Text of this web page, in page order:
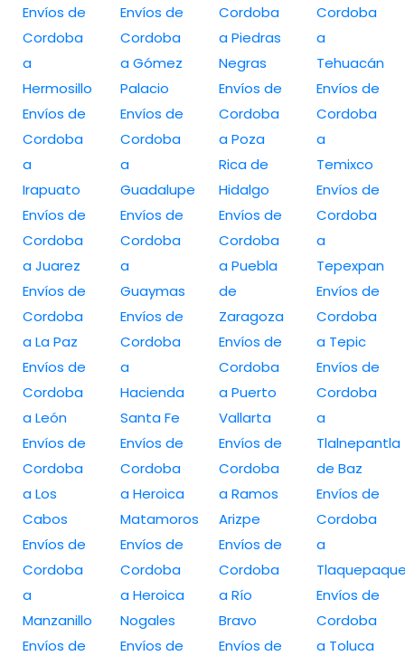
Envíos de
Cordoba
a
Hermosillo
Envíos de
Cordoba
a
Irapuato
Envíos de
Cordoba
a Juarez
Envíos de
Cordoba
a La Paz
Envíos de
Cordoba
a León
Envíos de
Cordoba
a Los
Cabos
Envíos de
Cordoba
a
Manzanillo
Envíos de
Envíos de
Cordoba
a Gómez
Palacio
Envíos de
Cordoba
a
Guadalupe
Envíos de
Cordoba
a
Guaymas
Envíos de
Cordoba
a
Hacienda
Santa Fe
Envíos de
Cordoba
a Heroica
Matamoros
Envíos de
Cordoba
a Heroica
Nogales
Envíos de
Cordoba
a Piedras
Negras
Envíos de
Cordoba
a Poza
Rica de
Hidalgo
Envíos de
Cordoba
a Puebla
de
Zaragoza
Envíos de
Cordoba
a Puerto
Vallarta
Envíos de
Cordoba
a Ramos
Arizpe
Envíos de
Cordoba
a Río
Bravo
Envíos de
Cordoba
a
Tehuacán
Envíos de
Cordoba
a
Temixco
Envíos de
Cordoba
a
Tepexpan
Envíos de
Cordoba
a Tepic
Envíos de
Cordoba
a
Tlalnepantla
de Baz
Envíos de
Cordoba
a
Envíos de
Cordoba
a Toluca